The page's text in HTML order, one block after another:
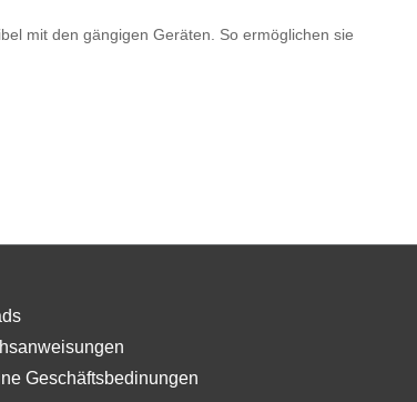
mit den gängigen Geräten. So ermöglichen sie
Geschäftsbedinungen